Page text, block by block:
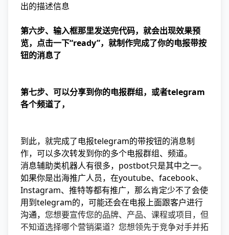
出的描述信息
第六步、输入框那里发送完代码，就会出现效果预
览，点击一下“ready”，就制作完成了你的电报带按
钮的消息了
第七步、可以分享到你的电报群组，或者telegram
各个频道了，
到此，就完成了电报telegram的带按钮的消息制
作，可以多次转发到你的多个电报群组、频道。
消息辅助类机器人有很多，postbot只是其中之一。
如果你是出海推广人员，在youtube、facebook、
Instagram、推特等都有推广，那么肯定少不了会使
用到telegram的，可能还会在电报上面跟客户进行
沟通， 您想要宣传您的品牌、产品、课程或项目，但
不知道选择哪个营销渠道？您想领先于竞争对手并拓